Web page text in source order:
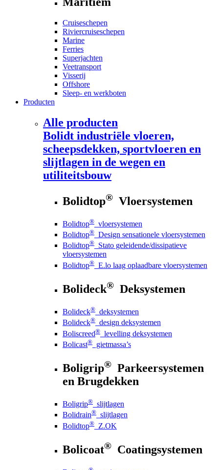
Cruiseschepen
Riviercruiseschepen
Marine
Ferries
Superjachten
Veetransport
Visserij
Offshore
Sleep- en werkboten
Producten
Alle producten
Bolidt industriële vloeren,
scheepsdekken, sportvloeren en
slijtlagen in de wegen en
utiliteitsbouw
Bolidtop® Vloersystemen
Bolidtop® vloersystemen
Bolidtop® Design sensationele vloersystemen
Bolidtop® Stato geleidende/dissipatieve
vloersystemen
Bolidtop® E.lo laag oplaadbare vloersystemen
Bolideck® Deksystemen
Bolideck® deksystemen
Bolideck® design deksystemen
Boliscreed® levelling deksystemen
Bolicast® gietmassa’s
Boligrip® Parkeersystemen
en Brugdekken
Boligrip® slijtlagen
Bolidrain® slijtlagen
Bolidtop® Z.OK
Bolicoat® Coatingsystemen